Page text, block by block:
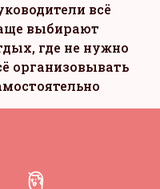
всё
выбирают
где не нужно
организовывать